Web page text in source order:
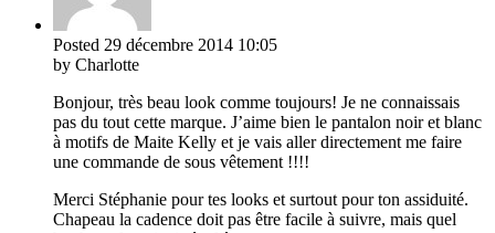
Posted 29 décembre 2014 10:05
by Charlotte
Bonjour, très beau look comme toujours! Je ne connaissais
pas du tout cette marque. J’aime bien le pantalon noir et blanc
à motifs de Maite Kelly et je vais aller directement me faire
une commande de sous vêtement !!!!
Merci Stéphanie pour tes looks et surtout pour ton assiduité.
Chapeau la cadence doit pas être facile à suivre, mais quel